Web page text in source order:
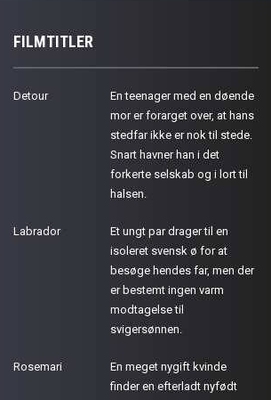
FILMTITLER
Detour
En teenager med en døende
mor er forarget over, at hans
stedfar ikke er nok til stede.
Snart havner han i det
forkerte selskab og i lort til
halsen.
Labrador
Et ungt par drager til en
isoleret svensk ø for at
besøge hendes far, men der
er bestemt ingen varm
modtagelse til
svigersønnen.
Rosemari
En meget nygift kvinde
finder en efterladt nyfødt